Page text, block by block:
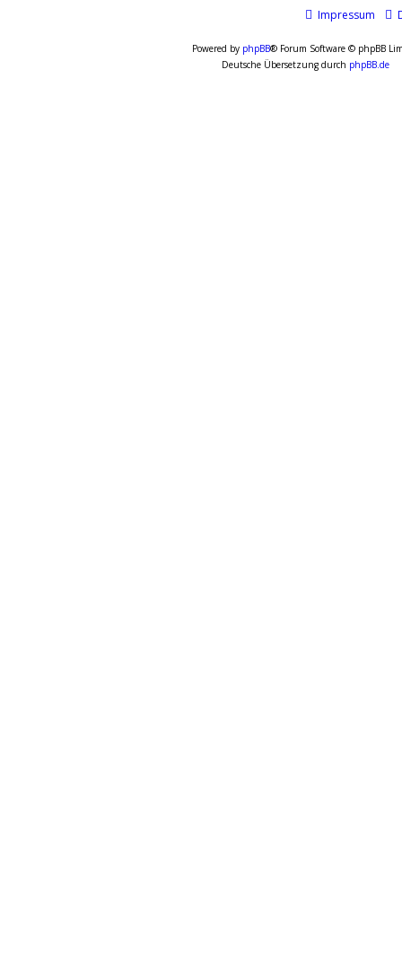
Impressum
Powered by phpBB® Forum Software © phpBB
Deutsche Übersetzung durch phpBB.de